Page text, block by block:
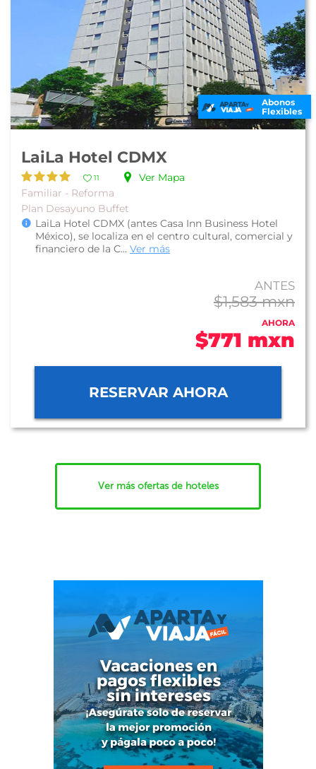
Abonos
Flexibles
LaiLa Hotel CDMX
11
Ver Mapa
Familiar - Reforma
Plan Desayuno Buffet
LaiLa Hotel CDMX (antes Casa Inn Business Hotel
México), se localiza en el centro cultural, comercial y
financiero de la C... Ver más
ANTES
$1,583 mxn
AHORA
$771 mxn
RESERVAR AHORA
Ver más ofertas de hoteles